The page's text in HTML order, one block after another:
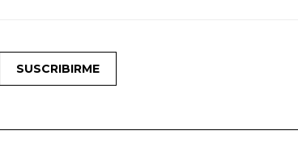
SUSCRIBIRME